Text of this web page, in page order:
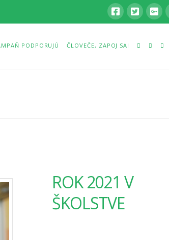
PODPORUJÚ ČLOVEČE, ZAPOJ SA!
ROK 2021 V
ŠKOLSTVE